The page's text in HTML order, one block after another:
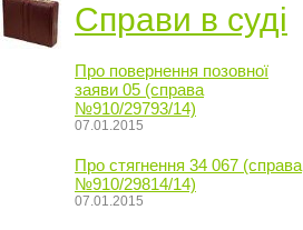
Справи в суді
Про повернення позовної
заяви 05 (справа
№910/29793/14)
07.01.2015
Про стягнення 34 067 (справа
№910/29814/14)
07.01.2015